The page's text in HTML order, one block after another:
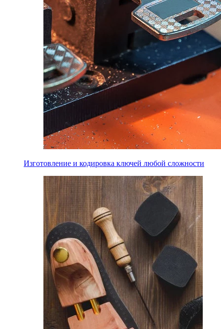
Изготовление и кодировка ключей любой сложности